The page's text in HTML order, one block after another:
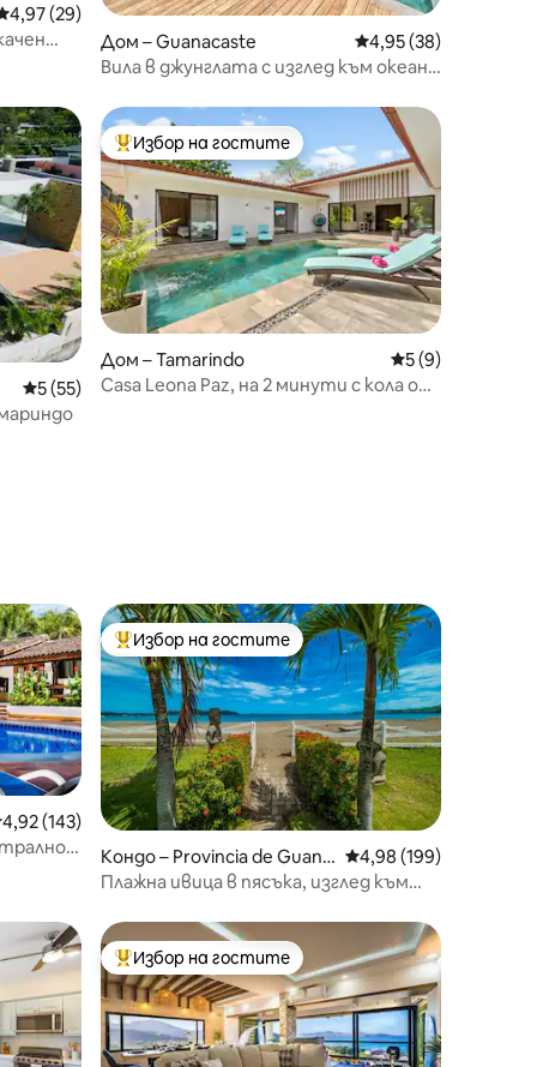
оценка: 4,97 от 5, 29 отзива
4,97 (29)
Дом – Guanacaste Средна оценка:
4,95 (38)
Вила в джунглата с изглед към океана
Средна оценка: 5 от 5, 55 отзива
5 (55)
Най-популярен избор на гостите
Избор на гостите
Дом – Tamarindo Средна оценка:
5 (9)
Casa Leona Paz, на 2 минути с кола от
оценка: 4,92 от 5, 143 отзива
4,92 (143)
Най-популярен избор на гостите
Избор на гостите
Кондо – Provincia de Guana
caste
Средна оценка: 4,98
4,98 (199)
Плажна ивица в пясъка, изглед към
Най-популярен избор на гостите
Избор на гостите